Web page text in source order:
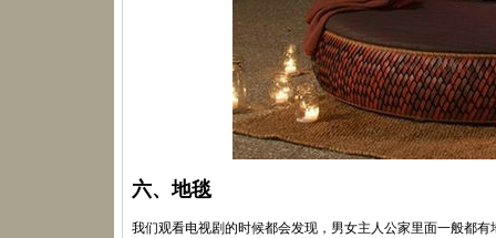
六、地毯
我们观看电视剧的时候都会发现，男女主人公家里面一般都